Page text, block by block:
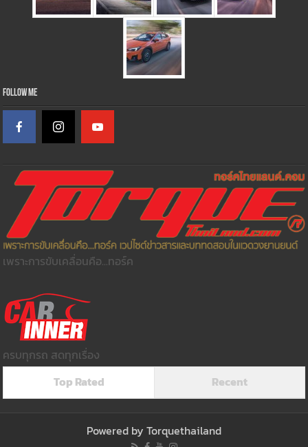
Follow Me
เพราะการขับเคลื่อนคือ...ทอร์ค
ครบทุกรถ สดทุกเรื่อง
Top Rated
Recent
Powered by Torquethailand